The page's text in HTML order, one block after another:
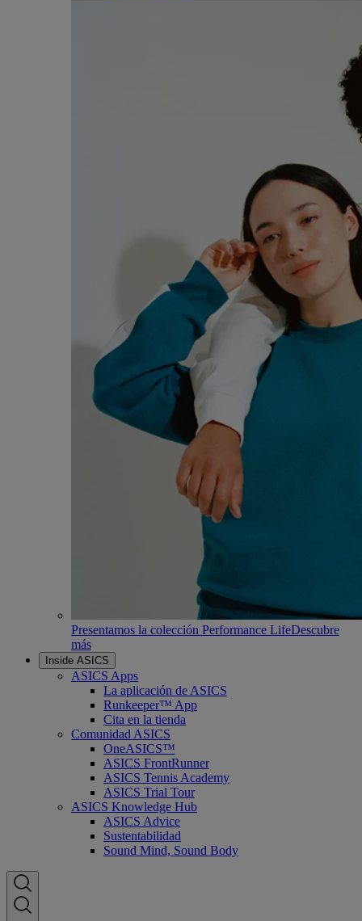
Presentamos la colección Performance LifeDescubre
más
Inside ASICS
ASICS Apps
La aplicación de ASICS
Runkeeper™ App
Cita en la tienda
Comunidad ASICS
OneASICS™
ASICS FrontRunner
ASICS Tennis Academy
ASICS Trial Tour
ASICS Knowledge Hub
ASICS Advice
Sustentabilidad
Sound Mind, Sound Body